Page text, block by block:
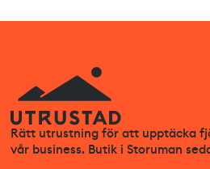
Rätt utrustning för att upptäcka
vår business. Butik i Storuman